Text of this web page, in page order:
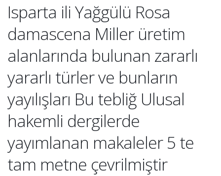
Isparta ili Yağgülü Rosa
damascena Miller üretim
alanlarında bulunan zararlı
yararlı türler ve bunların
yayılışları Bu tebliğ Ulusal
hakemli dergilerde
yayımlanan makaleler 5 te
tam metne çevrilmiştir